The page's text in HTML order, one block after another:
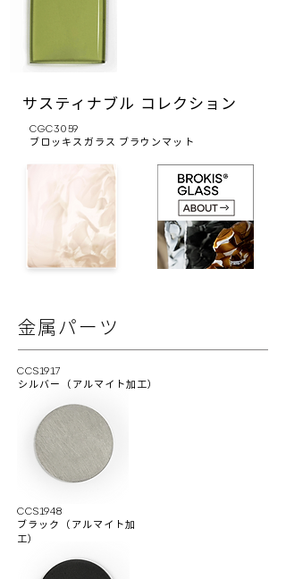
サスティナブル コレクション
CGC3059
ブロッキスガラス ブラウンマット
金属パーツ
CCS1917
シルバー（アルマイト加工）
CCS1948
ブラック（アルマイト加
工）